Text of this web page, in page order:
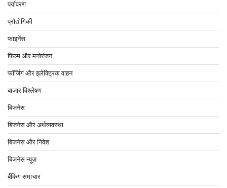
पर्यावरण
प्रौद्योगिकी
फाइनेंस
फिल्म और मनोरंजन
फॉर्जिंग और इलेक्ट्रिक वाहन
बाजार विश्लेषण
बिजनेस
बिजनेस और अर्थव्यवस्था
बिजनेस और निवेश
बिजनेस न्यूज़
बैंकिंग समाचार